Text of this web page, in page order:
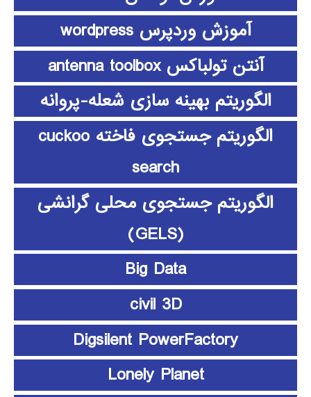
آموزش وردپرس wordpress
آنتن تولباکس antenna toolbox
الگوریتم بهینه سازی شعله-پروانه
الگوریتم جستجوی فاخته cuckoo
search
الگوریتم جستجوی محلی گرانشی
(GELS)
Big Data
civil 3D
Digsilent PowerFactory
Lonely Planet